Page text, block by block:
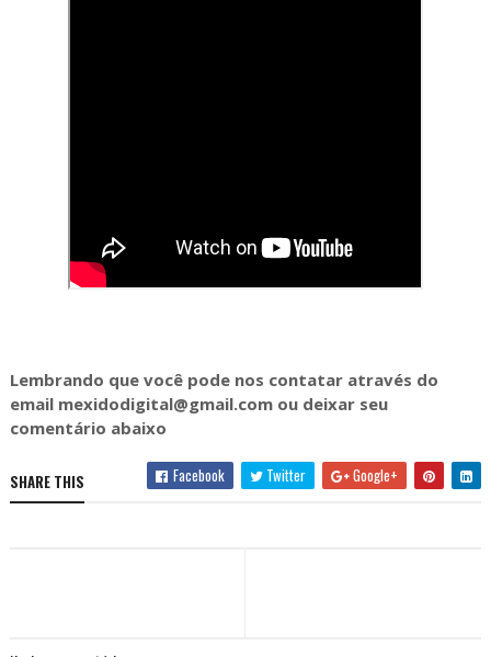
Lembrando que você pode nos contatar através do
email mexidodigital@gmail.com ou deixar seu
comentário abaixo
SHARE THIS Facebook Twitter Google+